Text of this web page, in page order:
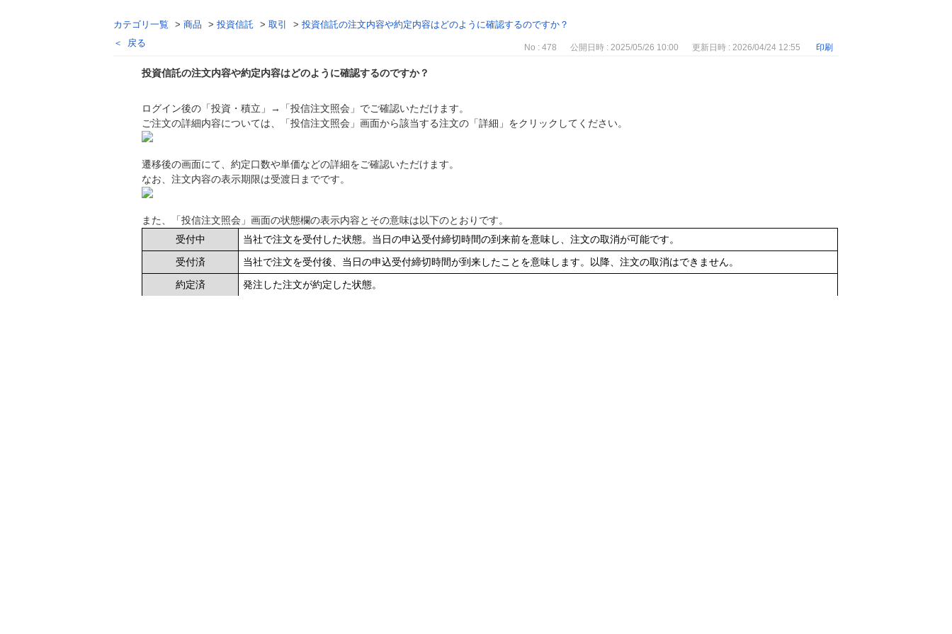
カテゴリ一覧 > 商品 > 投資信託 > 取引 > 投資信託の注文内容や約定内容はどのように確認するのですか？
戻る
No : 478 公開日時 : 2025/05/26 10:00 更新日時 : 2026/04/24 12:55 印刷
投資信託の注文内容や約定内容はどのように確認するのですか？
回答
ログイン後の「投資・積立」→「投信注文照会」でご確認いただけます。
ご注文の詳細内容については、「投信注文照会」画面から該当する注文の「詳細」をクリックしてください。
遷移後の画面にて、約定口数や単価などの詳細をご確認いただけます。
なお、注文内容の表示期限は受渡日までです。
また、「投信注文照会」画面の状態欄の表示内容とその意味は以下のとおりです。
受付中
当社で注文を受付した状態。当日の申込受付締切時間の到来前を意味し、注文の取消が可能です。
受付済
当社で注文を受付後、当日の申込受付締切時間が到来したことを意味します。以降、注文の取消はできません。
約定済
発注した注文が約定した状態。